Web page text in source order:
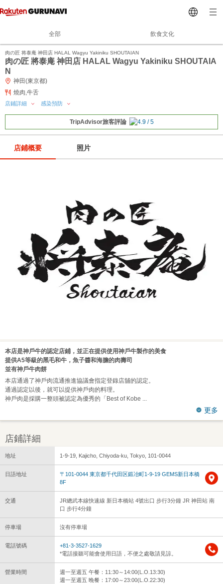
全部 飲食文化
肉の匠 将泰庵 神田店 HALAL Wagyu Yakiniku SHOUTAIAN
肉の匠 將泰庵 神田店 HALAL Wagyu Yakiniku SHOUTAIA
N
神田(東京都)
燒肉,牛舌
店鋪詳細 感染預防
TripAdvisor旅客評論
店鋪概要 照片
本店是神戶牛的認定店鋪，並正在提供使用神戶牛製作的美食
提供A5等級的黑毛和牛，魚子醬和海膽的肉壽司
並有神戶牛肉餅
本店通過了神戶肉流通推進協議會指定登錄店舖的認定。
通過認定以後，就可以提供神戶肉的料理。
神戶肉是採購一整頭被認定為優秀的「Best of Kobe
更多
店鋪詳細
地址 1-9-19, Kajicho, Chiyoda-ku, Tokyo, 101-0044
日語地址
〒101-0044 東京都千代田区鍛冶町1-9-19 GEMS新日本橋
8F
交通
JR總武本線快速線 新日本橋站 4號出口 步行3分鐘 JR 神田站 南
口 步行4分鐘
停車場 沒有停車場
電話號碼
+81-3-3527-1629
*電話接聽可能會使用日語，不便之處敬請見諒。
營業時間
週一至週五 午餐：11:30～14:00(L.O.13:30)
週一至週五 晚餐：17:00～23:00(L.O.22:30)